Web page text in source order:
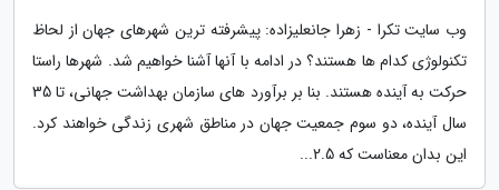
وب سایت تکرا - زهرا جانعلیزاده: پیشرفته ترین شهرهای جهان از لحاظ
تکنولوژی کدام ها هستند؟ در ادامه با آنها آشنا خواهیم شد. شهرها راستا
حرکت به آینده هستند. بنا بر برآورد های سازمان بهداشت جهانی، تا 35
سال آینده، دو سوم جمعیت جهان در مناطق شهری زندگی خواهند کرد.
این بدان معناست که 2.5...